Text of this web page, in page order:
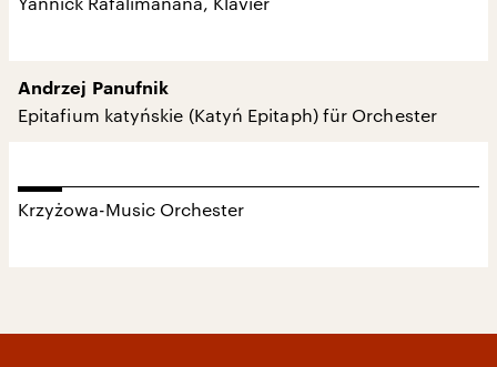
Andrzej Panufnik
Epitafium katyńskie (Katyń Epitaph) für Orchester
Krzyżowa-Music Orchester